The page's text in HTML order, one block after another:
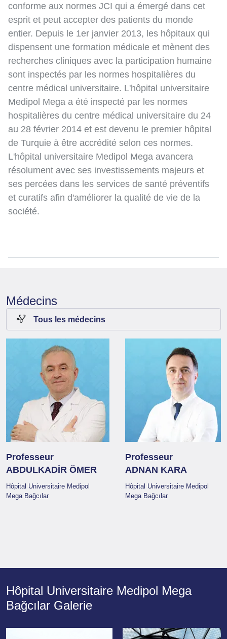
conforme aux normes JCI qui a émergé dans cet
esprit et peut accepter des patients du monde
entier. Depuis le 1er janvier 2013, les hôpitaux qui
dispensent une formation médicale et mènent des
recherches cliniques avec la participation humaine
sont inspectés par les normes hospitalières du
centre médical universitaire. L'hôpital universitaire
Medipol Mega a été inspecté par les normes
hospitalières du centre médical universitaire du 24
au 28 février 2014 et est devenu le premier hôpital
de Turquie à être accrédité selon ces normes.
L'hôpital universitaire Medipol Mega avancera
résolument avec ses investissements majeurs et
ses percées dans les services de santé préventifs
et curatifs afin d'améliorer la qualité de vie de la
société.
Médecins
Tous les médecins
Professeur
ABDULKADİR ÖMER
Hôpital Universitaire Medipol
Mega Bağcılar
Professeur
ADNAN KARA
Hôpital Universitaire Medipol
Mega Bağcılar
Hôpital Universitaire Medipol Mega
Bağcılar Galerie